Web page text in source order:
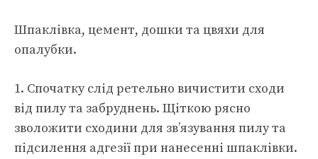
Шпаклівка, цемент, дошки та цвяхи для
опалубки.
1. Спочатку слід ретельно вичистити сходи
від пилу та забруднень. Щіткою рясно
зволожити сходини для зв’язування пилу та
підсилення адгезії при нанесенні шпаклівки.